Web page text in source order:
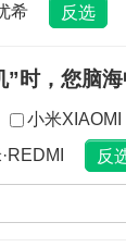
希
时，您脑
小米XIAOMI